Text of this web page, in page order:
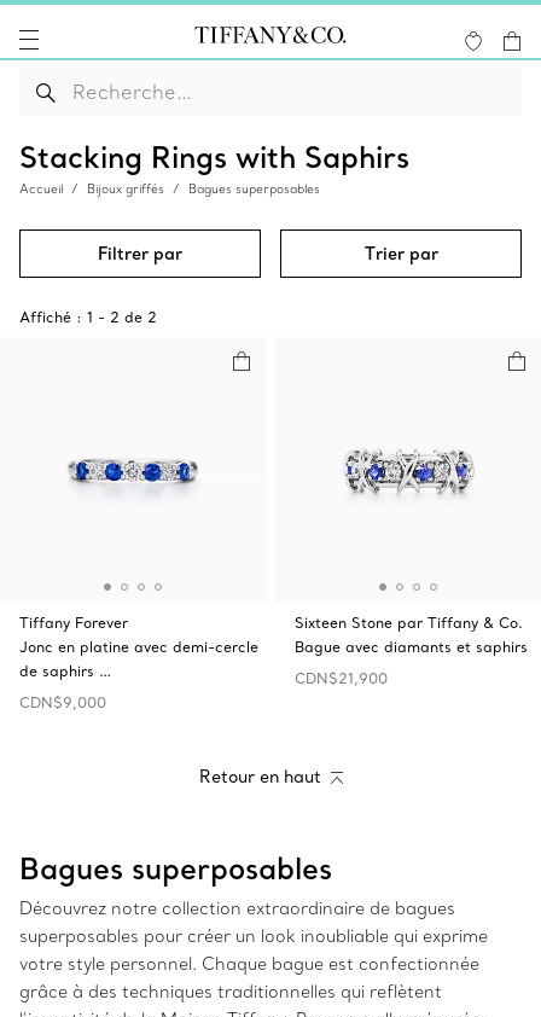
Stacking Rings with Saphirs
Accueil Bijoux griffés Bagues superposables
Filtrer par Trier par
Affiché : 1 - 2 de 2
Tiffany Forever
Jonc en platine avec demi-cercle
de saphirs …
CDN$9,000
Sixteen Stone par Tiffany & Co.
Bague avec diamants et saphirs
CDN$21,900
Retour en haut
Bagues superposables
Découvrez notre collection extraordinaire de bagues
superposables pour créer un look inoubliable qui exprime
votre style personnel. Chaque bague est confectionnée
grâce à des techniques traditionnelles qui reflètent